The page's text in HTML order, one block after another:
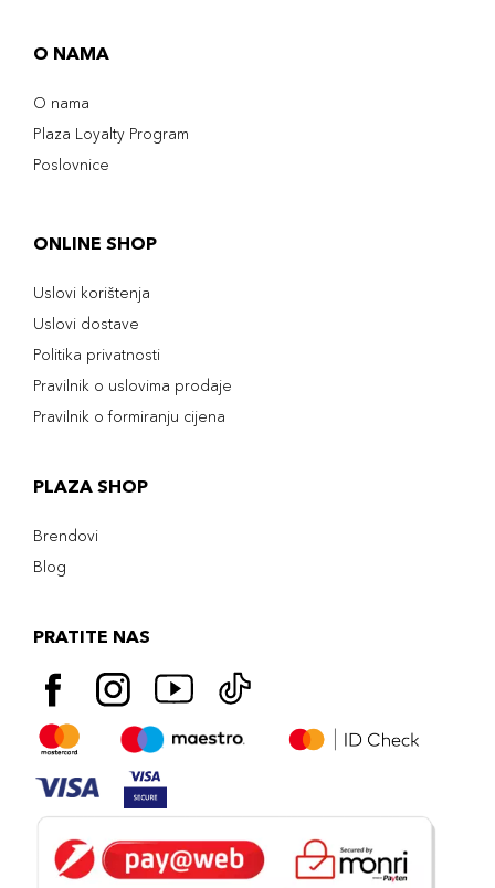
O NAMA
O nama
Plaza Loyalty Program
Poslovnice
ONLINE SHOP
Uslovi korištenja
Uslovi dostave
Politika privatnosti
Pravilnik o uslovima prodaje
Pravilnik o formiranju cijena
PLAZA SHOP
Brendovi
Blog
PRATITE NAS